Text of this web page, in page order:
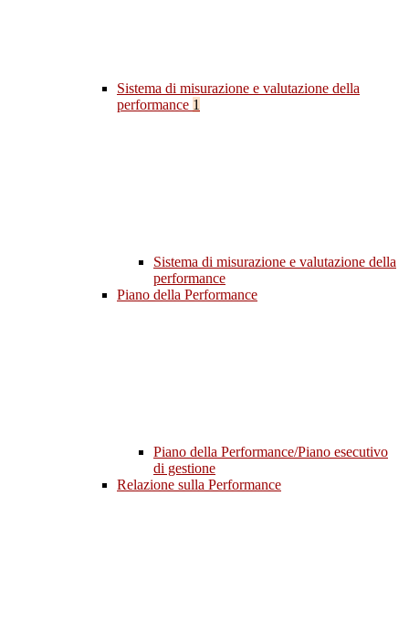
Sistema di misurazione e valutazione della
performance 1
Sistema di misurazione e valutazione della
performance
Piano della Performance
Piano della Performance/Piano esecutivo
di gestione
Relazione sulla Performance